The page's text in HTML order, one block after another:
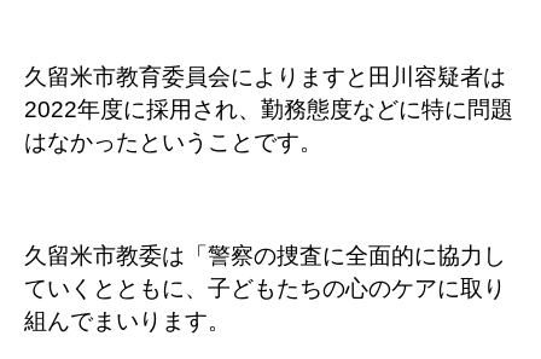
久留米市教育委員会によりますと田川容疑者は
2022年度に採用され、勤務態度などに特に問題
はなかったということです。
久留米市教委は「警察の捜査に全面的に協力し
ていくとともに、子どもたちの心のケアに取り
組んでまいります。